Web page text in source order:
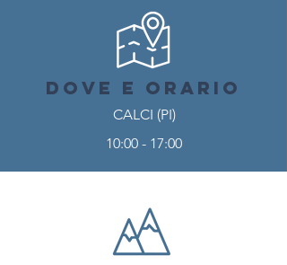
DOVE E ORARIO
CALCI (PI)
10:00 - 17:00